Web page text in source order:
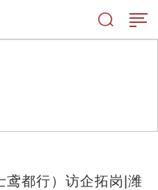
鸢都行）访企拓岗|潍